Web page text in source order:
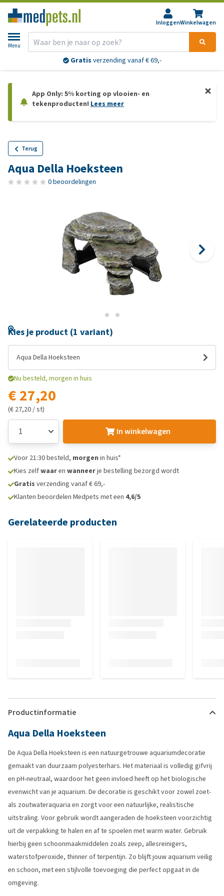
InloggenWinkelwagen
Menu
Gratis verzending vanaf € 69,-
App Only: 5% korting op vlooien- en
tekenproducten! Lees meer
Terug
Aqua Della Hoeksteen
0 beoordelingen
Kies je product (1 variant)
Aqua Della Hoeksteen
Nu besteld, morgen in huis
€ 27,20
(€ 27,20 / st)
In winkelwagen
Voor 21:30 besteld, morgen in huis*
Kies zelfwaaren wanneerje bestelling bezorgd wordt
Gratis verzending vanaf € 69,-
Klanten beoordelen Medpets met een 4,6/5
Gerelateerde producten
Productinformatie
Aqua Della Hoeksteen
De Aqua Della Hoeksteen is een natuurgetrouwe aquariumdecoratie
gemaakt van duurzaam polyesterhars. Het materiaal is volledig gifvrij
en pH-neutraal, waardoor het geen invloed heeft op het biologische
evenwicht van je aquarium. De decoratie is geschikt voor zowel zoet-
als zoutwateraquaria en zorgt voor een natuurlijke, realistische
uitstraling. Voor gebruik wordt aangeraden de hoeksteen voorzichtig
uit de verpakking te halen en af te spoelen met warm water. Gebruik
hierbij geen schoonmaakmiddelen zoals zeep, allesreinigers,
waterstofperoxide, thinner of terpentijn. Zo blijft jouw aquarium veilig
en schoon, met een stijlvolle toevoeging die perfect opgaat in de
omgeving.